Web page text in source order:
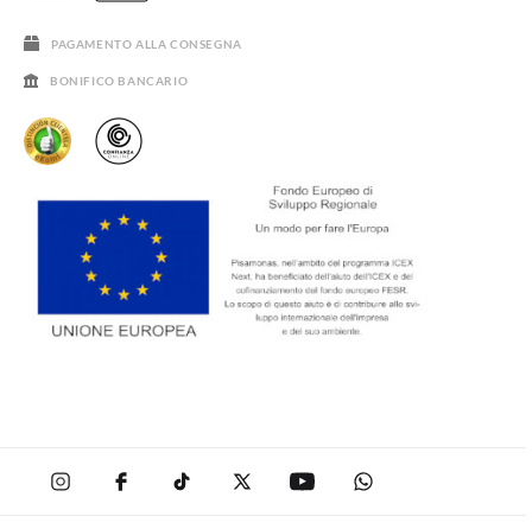
PAGAMENTO ALLA CONSEGNA
BONIFICO BANCARIO